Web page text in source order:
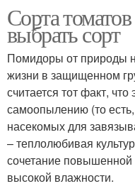
Сорта
выбрать сорт
Помидоры от природы
жизни в защищенном
считается тот факт,
самоопылению (то
насекомых для
– теплолюбивая
сочетание
высокой влажности.